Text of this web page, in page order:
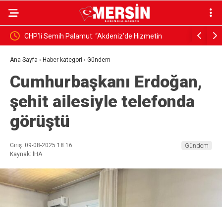
Hizmetin
Şeffaflıktan Uzak Yönetim
MERSİN DÖVİZ MEVDUATINDA İLK 10’DA
Ana Sayfa › Haber kategori › Gündem
Cumhurbaşkanı Erdoğan,
şehit ailesiyle telefonda
görüştü
Giriş: 09-08-2025 18:16
Kaynak: İHA
Gündem